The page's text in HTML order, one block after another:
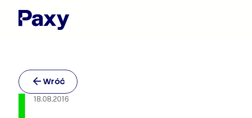
Wróć
18.08.2016